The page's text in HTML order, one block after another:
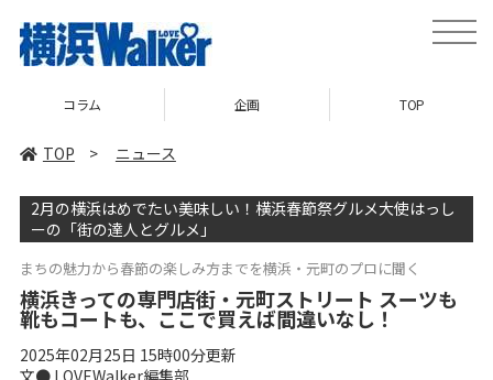
toggle
企画 TOP ニュース
TOP > ニュース
2月の横浜はめでたい美味しい！横浜春節祭グルメ大使はっし
ーの「街の達人とグルメ」
まちの魅力から春節の楽しみ方までを横浜・元町のプロに聞く
横浜きっての専門店街・元町ストリート スーツも
靴もコートも、ここで買えば間違いなし！
2025年02月25日 15時00分更新
文● LOVEWalker編集部